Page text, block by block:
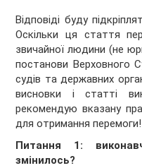
Відповіді буду
Оскільки ця стаття
звичайної людини (не
постанови Верховного
судів та державних
висновки і статті
рекомендую вказану
для отримання перемоги!
Питання 1:
змінилось?